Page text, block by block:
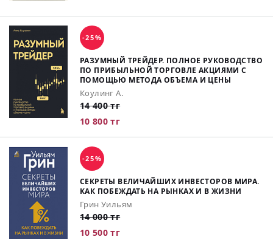
-25%
РАЗУМНЫЙ ТРЕЙДЕР. ПОЛНОЕ РУКОВОДСТВО
ПО ПРИБЫЛЬНОЙ ТОРГОВЛЕ АКЦИЯМИ С
ПОМОЩЬЮ МЕТОДА ОБЪЕМА И ЦЕНЫ
Коулинг А.
14 400 тг
10 800 тг
-25%
СЕКРЕТЫ ВЕЛИЧАЙШИХ ИНВЕСТОРОВ МИРА.
КАК ПОБЕЖДАТЬ НА РЫНКАХ И В ЖИЗНИ
Грин Уильям
14 000 тг
10 500 тг